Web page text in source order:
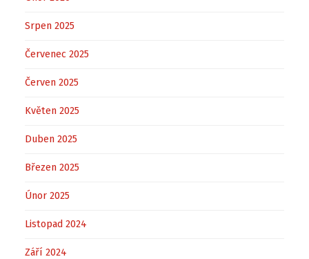
Srpen 2025
Červenec 2025
Červen 2025
Květen 2025
Duben 2025
Březen 2025
Únor 2025
Listopad 2024
Září 2024